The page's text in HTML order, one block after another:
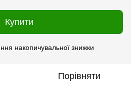
Купити
накопичувальної знижки
Порівняти